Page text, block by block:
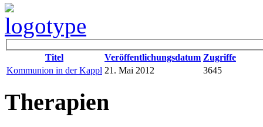
Titel Veröffentlichungsdatum Zugriffe
Kommunion in der Kappl 21. Mai 2012 3645
Therapien